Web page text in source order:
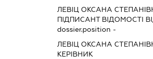
ЛЕВІЦ ОКСАНА
ПІДПИСАНТВІДОМОСТІ
dossier.position -
ЛЕВІЦ ОКСАНА
КЕРІВНИК